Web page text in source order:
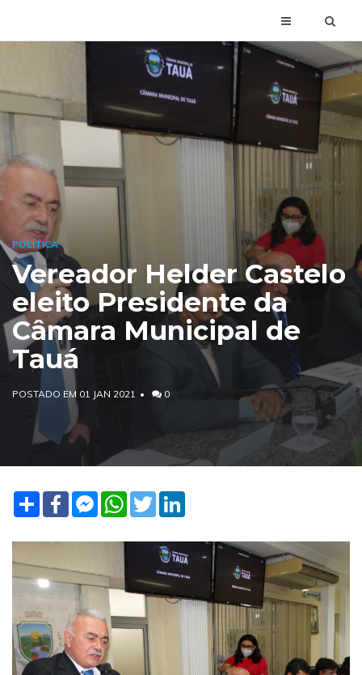
POLÍTICA
Vereador Helder Castelo
eleito Presidente da
Câmara Municipal de
Tauá
POSTADO EM 01 JAN 2021 0
Share FacebookFacebook
Messenger
WhatsApp
Twitter